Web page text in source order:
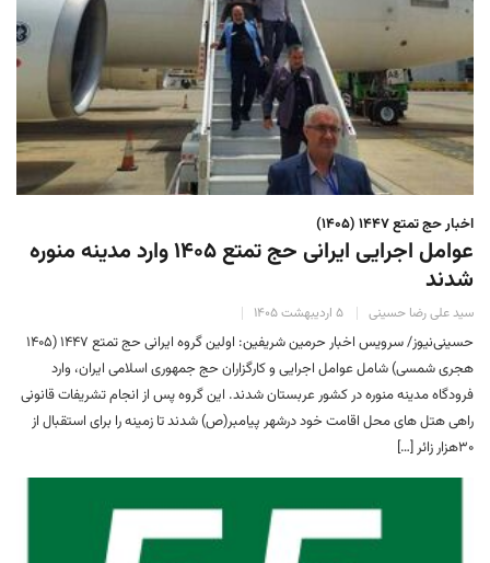
اخبار حج تمتع ۱۴۴۷ (۱۴۰۵)
عوامل اجرایی ایرانی حج تمتع ۱۴۰۵ وارد مدینه منوره
‌شدند
سید علی رضا حسینی ۵ اردیبهشت ۱۴۰۵
حسینی‌نیوز/ سرویس اخبار حرمین شریفین: اولین گروه ایرانی حج تمتع ۱۴۴۷ (۱۴۰۵
هجری شمسی) شامل عوامل اجرایی و کارگزاران حج جمهوری اسلامی ایران، وارد
فرودگاه مدینه منوره در کشور عربستان شدند. این گروه پس از انجام تشریفات قانونی
راهی هتل های محل اقامت خود درشهر پیامبر(ص) شدند تا زمینه را برای استقبال از
۳۰هزار زائر […]